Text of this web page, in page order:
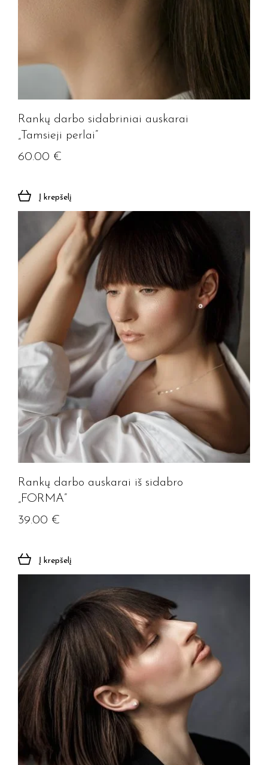
Rankų darbo sidabriniai auskarai
„Tamsieji perlai”
60.00 €
Į krepšelį
Rankų darbo auskarai iš sidabro
„FORMA”
39.00 €
Į krepšelį